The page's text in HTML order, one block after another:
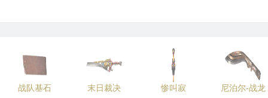
战队基石 末日裁决 惨叫寂 尼泊尔-战龙